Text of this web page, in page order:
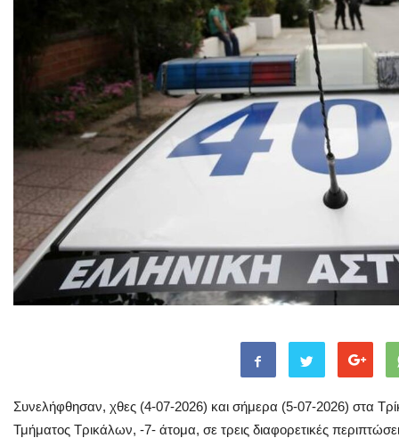
Συνελήφθησαν, χθες (4-07-2026) και σήμερα (5-07-2026) στα
Τμήματος Τρικάλων, -7- άτομα, σε τρεις διαφορετικές